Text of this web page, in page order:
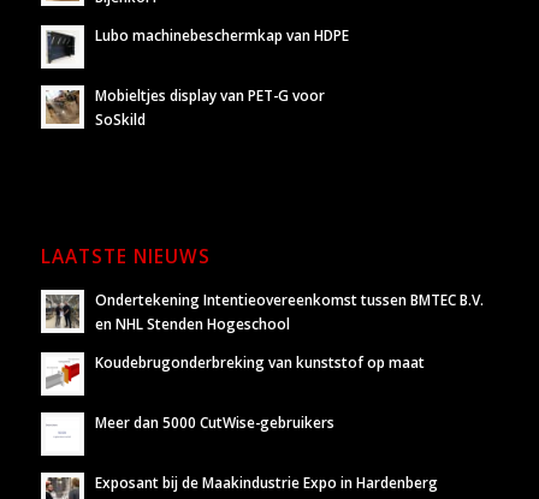
Lubo machinebeschermkap van HDPE
Mobieltjes display van PET-G voor
SoSkild
LAATSTE NIEUWS
Ondertekening Intentieovereenkomst tussen BMTEC B.V.
en NHL Stenden Hogeschool
Koudebrugonderbreking van kunststof op maat
Meer dan 5000 CutWise-gebruikers
Exposant bij de Maakindustrie Expo in Hardenberg